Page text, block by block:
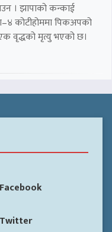
। झापाको कन्काई
कोटीहोममा पिकअपको
वृद्धको मृत्यु भएको छ।